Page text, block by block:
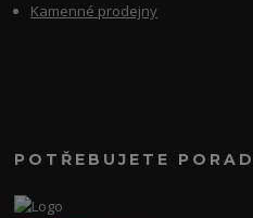
Kamenné prodejny
POTŘEBUJETE